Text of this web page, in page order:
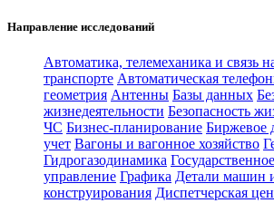
Направление исследований
Автоматика, телемеханика и связь
транспорте Автоматическая
геометрия Антенны Базы данных
жизнедеятельности Безопасность
ЧС Бизнес-планирование Биржевое
учет Вагоны и вагонное хозяйство
Гидрогазодинамика
управление Графика Детали машин
конструирования Диспетчерская